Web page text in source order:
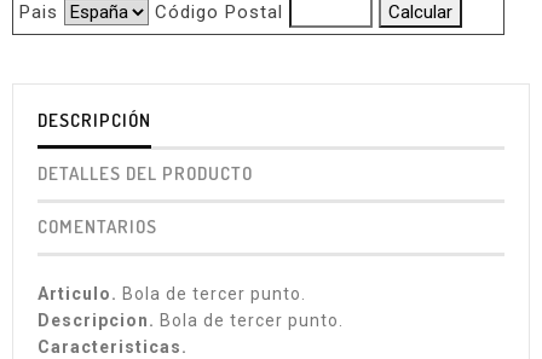
Pais
Código Postal
DESCRIPCIÓN
DETALLES DEL PRODUCTO
COMENTARIOS
Articulo. Bola de tercer punto.
Descripcion. Bola de tercer punto.
Caracteristicas.